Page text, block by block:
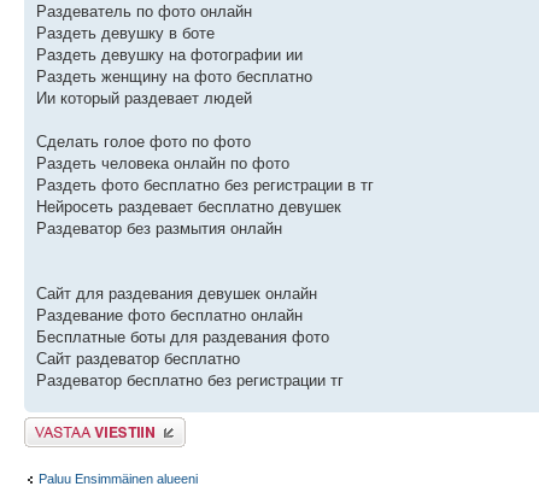
Раздеватель по фото онлайн
Раздеть девушку в боте
Раздеть девушку на фотографии ии
Раздеть женщину на фото бесплатно
Ии который раздевает людей
Сделать голое фото по фото
Раздеть человека онлайн по фото
Раздеть фото бесплатно без регистрации в тг
Нейросеть раздевает бесплатно девушек
Раздеватор без размытия онлайн
Сайт для раздевания девушек онлайн
Раздевание фото бесплатно онлайн
Бесплатные боты для раздевания фото
Сайт раздеватор бесплатно
Раздеватор бесплатно без регистрации тг
Lähetä vastaus
Paluu Ensimmäinen alueeni